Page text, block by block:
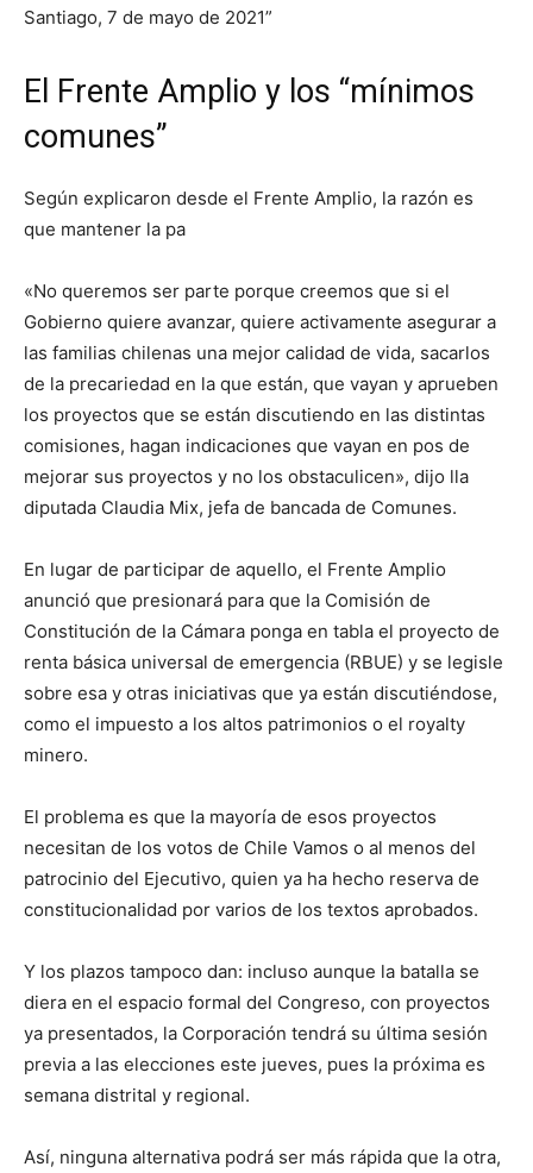
Santiago, 7 de mayo de 2021”
El Frente Amplio y los “mínimos
comunes”
Según explicaron desde el Frente Amplio, la razón es
que mantener la pa
«No queremos ser parte porque creemos que si el
Gobierno quiere avanzar, quiere activamente asegurar a
las familias chilenas una mejor calidad de vida, sacarlos
de la precariedad en la que están, que vayan y aprueben
los proyectos que se están discutiendo en las distintas
comisiones, hagan indicaciones que vayan en pos de
mejorar sus proyectos y no los obstaculicen», dijo lla
diputada Claudia Mix, jefa de bancada de Comunes.
En lugar de participar de aquello, el Frente Amplio
anunció que presionará para que la Comisión de
Constitución de la Cámara ponga en tabla el proyecto de
renta básica universal de emergencia (RBUE) y se legisle
sobre esa y otras iniciativas que ya están discutiéndose,
como el impuesto a los altos patrimonios o el royalty
minero.
El problema es que la mayoría de esos proyectos
necesitan de los votos de Chile Vamos o al menos del
patrocinio del Ejecutivo, quien ya ha hecho reserva de
constitucionalidad por varios de los textos aprobados.
Y los plazos tampoco dan: incluso aunque la batalla se
diera en el espacio formal del Congreso, con proyectos
ya presentados, la Corporación tendrá su última sesión
previa a las elecciones este jueves, pues la próxima es
semana distrital y regional.
Así, ninguna alternativa podrá ser más rápida que la otra,